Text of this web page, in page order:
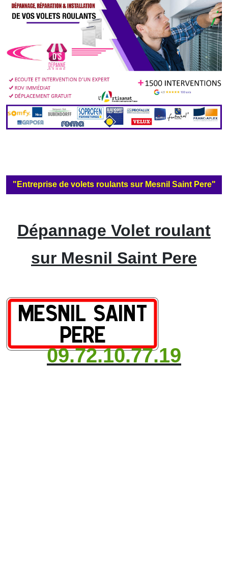
"Entreprise de volets roulants sur Mesnil Saint Pere"
Dépannage Volet roulant
sur Mesnil Saint Pere
09.72.10.77.19